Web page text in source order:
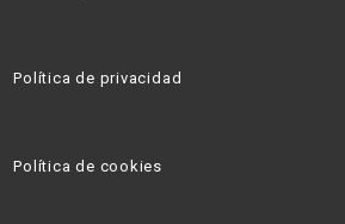
Política de privacidad
Política de cookies